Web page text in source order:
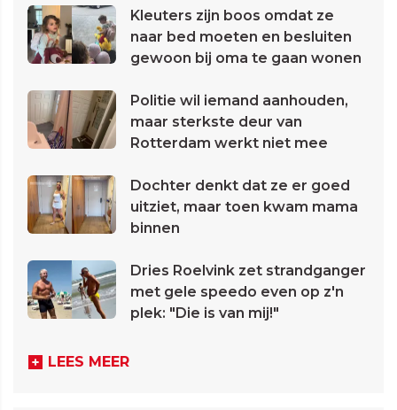
Kleuters zijn boos omdat ze
naar bed moeten en besluiten
gewoon bij oma te gaan wonen
Politie wil iemand aanhouden,
maar sterkste deur van
Rotterdam werkt niet mee
Dochter denkt dat ze er goed
uitziet, maar toen kwam mama
binnen
Dries Roelvink zet strandganger
met gele speedo even op z'n
plek: "Die is van mij!"
LEES MEER